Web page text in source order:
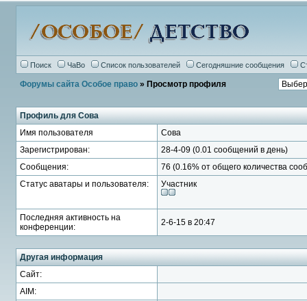
Поиск ЧаВо Список пользователей Сегодняшние сообщения
Форумы сайта Особое право» Просмотр профиля
Профиль для Сова
Имя пользователя
Сова
Зарегистрирован:
28-4-09 (0.01 сообщений в день)
Сообщения:
76 (0.16% от общего количества
Статус аватары и пользователя:
Участник
Последняя активность на
конференции:
2-6-15 в 20:47
Другая информация
Сайт:
AIM: